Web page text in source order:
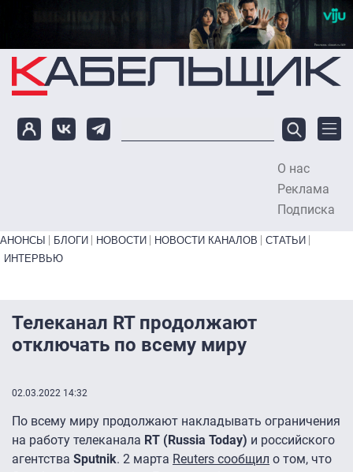
Перейти к основному содержанию
О нас
Реклама
Подписка
Primary links bottom
АНОНСЫ БЛОГИ НОВОСТИ НОВОСТИ КАНАЛОВ
СТАТЬИ
ИНТЕРВЬЮ
Телеканал RT продолжают
отключать по всему миру
02.03.2022 14:32
По всему миру продолжают накладывать ограничения
на работу телеканала RT (Russia Today) и российского
агентства Sputnik. 2 марта Reuters сообщил о том, что